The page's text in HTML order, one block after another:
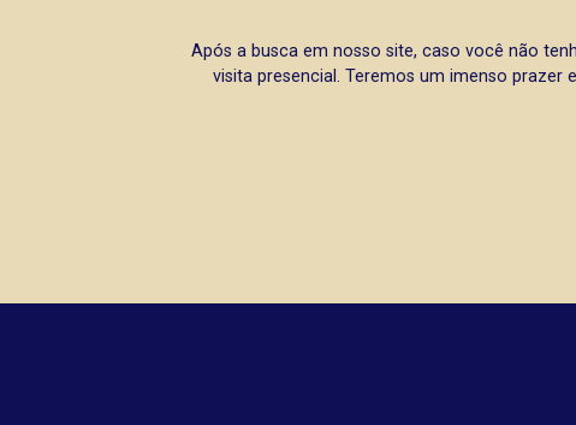
Após a busca em nosso site, caso você não
visita presencial. Teremos um imenso prazer